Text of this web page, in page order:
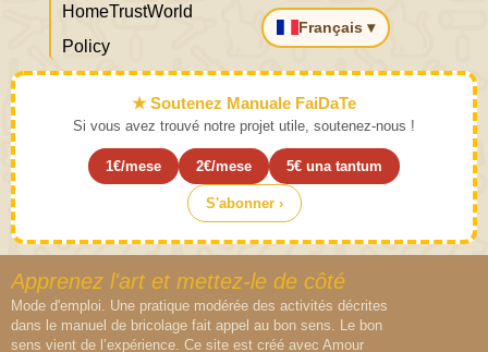
HomeTrustWorld
Policy
Français ▾
★ Soutenez Manuale FaiDaTe
Si vous avez trouvé notre projet utile, soutenez-nous !
1€/mese 2€/mese 5€ una tantum
S'abonner ›
Apprenez l'art et mettez-le de côté
Mode d'emploi. Une pratique modérée des activités décrites
dans le manuel de bricolage fait appel au bon sens. Le bon
sens vient de l’expérience. Ce site est créé avec Amour